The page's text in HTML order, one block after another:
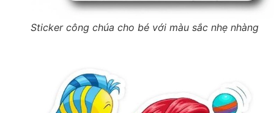
Sticker công chúa cho bé với màu sắc nhẹ nhàng